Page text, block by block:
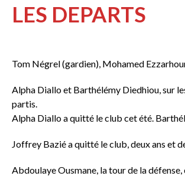
LES DEPARTS
Tom Négrel (gardien), Mohamed
Alpha Diallo et Barthélémy Diedhiou, sur
partis.
Alpha Diallo a quitté le club cet été.
Joffrey Bazié a quitté le club, deux ans et
Abdoulaye Ousmane, la tour de la